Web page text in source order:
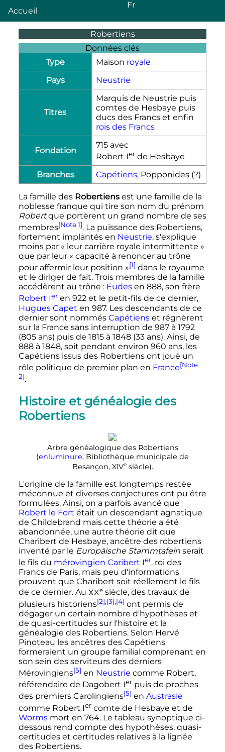
Accueil
Fr
Robertiens
Données clés
Type
Maison royale
Pays
Neustrie
Titres
Marquis de Neustrie puis
comtes de Hesbaye puis
ducs des Francs et enfin
rois des Francs
Fondation
715 avec
Robert Ier de Hesbaye
Branches
Capétiens, Popponides (?)
La famille des Robertiensest une famille de la
noblesse franque qui tire son nom du prénom
Robertque portèrent un grand nombre de ses
membres[Note 1]. La puissance des Robertiens,
fortement implantés en Neustrie, s'explique
moins par « leur carrière royale intermittente »
que par leur « capacité à renoncer au trône
pour affermir leur position »[1] dans le royaume
et le diriger de fait. Trois membres de la famille
accédèrent au trône : Eudesen 888, son frère
Robert Ieren 922 et le petit-fils de ce dernier,
Hugues Capet en 987. Les descendants de ce
dernier sont nommés Capétienset régnèrent
sur la France sans interruption de 987 à 1792
(805 ans) puis de 1815 à 1848 (33 ans). Ainsi, de
888 à 1848, soit pendant environ 960 ans, les
Capétiens issus des Robertiens ont joué un
rôle politique de premier plan en France[Note
2].
Histoire et généalogie des
Robertiens
Arbre généalogique des Robertiens
(enluminure, Bibliothèque municipale de
Besançon, XIVe siècle).
L'origine de la famille est longtemps restée
méconnue et diverses conjectures ont pu être
formulées. Ainsi, on a parfois avancé que
Robert le Fort était un descendant agnatique
de Childebrand mais cette théorie a été
abandonnée, une autre théorie dit que
Charibert de Hesbaye, ancêtre des robertiens
inventé par le Europäische Stammtafelnserait
le fils du mérovingien Caribert Ier, roi des
Francs de Paris, mais peu d'informations
prouvent que Charibert soit réellement le fils
de ce dernier. Au XXe siècle, des travaux de
plusieurs historiens[2],[3],[4] ont permis de
dégager un certain nombre d'hypothèses et
de quasi-certitudes sur l'histoire et la
généalogie des Robertiens. Selon Hervé
Pinoteau les ancêtres des Capétiens
formeraient un groupe familial comprenant en
son sein des serviteurs des derniers
Mérovingiens[5] en Neustrie comme Robert,
référendaire de Dagobert Ier puis de proches
des premiers Carolingiens[5] en Austrasie
comme Robert Iercomte de Hesbaye et de
Wormsmort en 764. Le tableau synoptique ci-
dessous rend compte des hypothèses, quasi-
certitudes et certitudes relatives à la lignée
des Robertiens.